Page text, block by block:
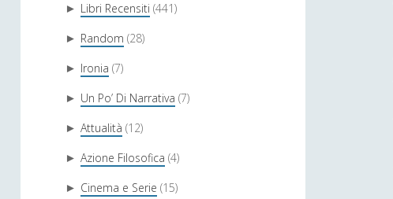
► Libri Recensiti (441)
► Random (28)
► Ironia (7)
► Un Po’ Di Narrativa (7)
► Attualità (12)
► Azione Filosofica (4)
► Cinema e Serie (15)